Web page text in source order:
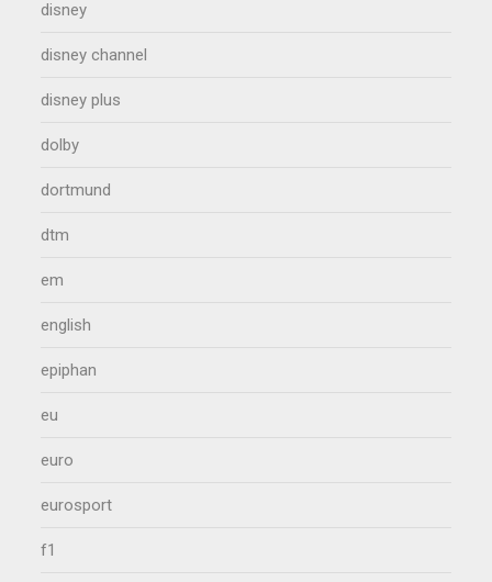
disney
disney channel
disney plus
dolby
dortmund
dtm
em
english
epiphan
eu
euro
eurosport
f1